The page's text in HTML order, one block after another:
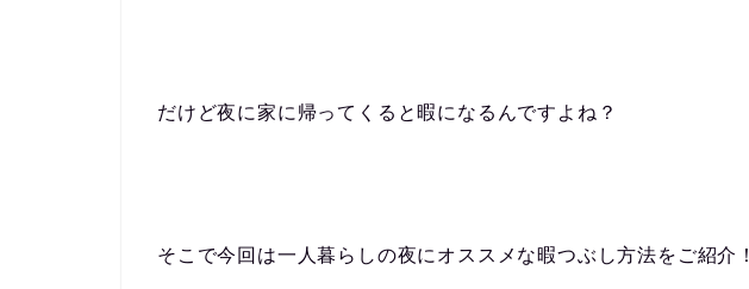
だけど夜に家に帰ってくると暇になるんですよね？
そこで今回は一人暮らしの夜にオススメな暇つぶし方法をご紹介！